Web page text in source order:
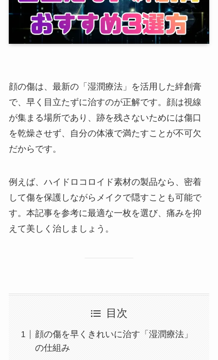
顔の傷は、最新の「湿潤療法」を活用した絆創膏
で、早く目立たずに治すのが正解です。顔は視線
が集まる場所であり、跡を残さないためには傷口
を乾燥させず、自分の体液で満たすことが不可欠
だからです。
例えば、ハイドロコロイド素材の製品なら、密着
して傷を保護しながらメイクで隠すことも可能で
す。本記事を参考に最適な一枚を選び、痛みを抑
えて美しく治しましょう。
目次
顔の傷を早くきれいに治す「湿潤療法」
の仕組み